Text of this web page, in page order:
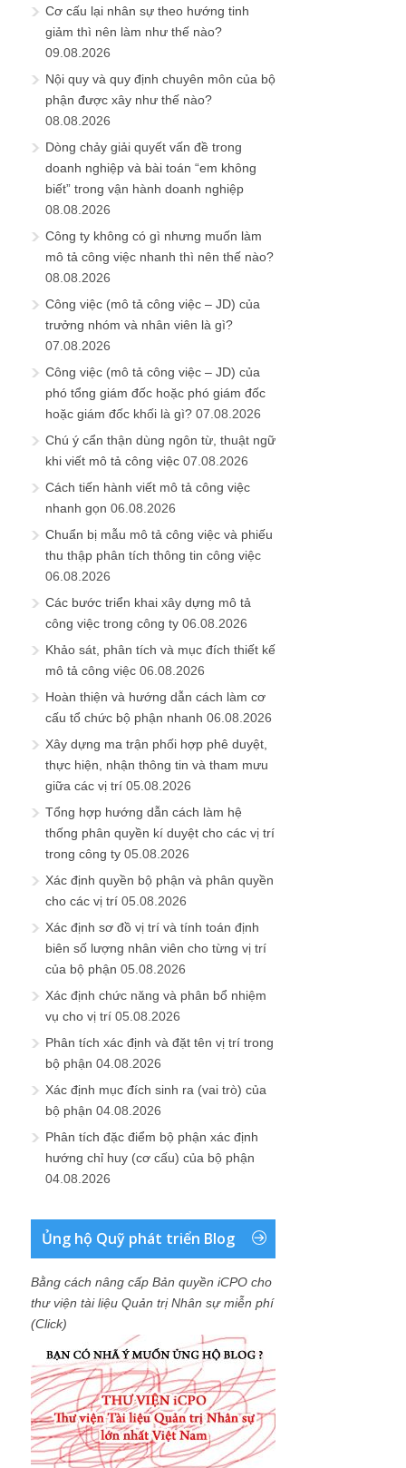
Cơ cấu lại nhân sự theo hướng tinh
giảm thì nên làm như thế nào?
09.08.2026
Nội quy và quy định chuyên môn của bộ
phận được xây như thế nào?
08.08.2026
Dòng chảy giải quyết vấn đề trong
doanh nghiệp và bài toán “em không
biết” trong vận hành doanh nghiệp
08.08.2026
Công ty không có gì nhưng muốn làm
mô tả công việc nhanh thì nên thế nào?
08.08.2026
Công việc (mô tả công việc – JD) của
trưởng nhóm và nhân viên là gì?
07.08.2026
Công việc (mô tả công việc – JD) của
phó tổng giám đốc hoặc phó giám đốc
hoặc giám đốc khối là gì? 07.08.2026
Chú ý cẩn thận dùng ngôn từ, thuật ngữ
khi viết mô tả công việc 07.08.2026
Cách tiến hành viết mô tả công việc
nhanh gọn 06.08.2026
Chuẩn bị mẫu mô tả công việc và phiếu
thu thập phân tích thông tin công việc
06.08.2026
Các bước triển khai xây dựng mô tả
công việc trong công ty 06.08.2026
Khảo sát, phân tích và mục đích thiết kế
mô tả công việc 06.08.2026
Hoàn thiện và hướng dẫn cách làm cơ
cấu tổ chức bộ phận nhanh 06.08.2026
Xây dựng ma trận phối hợp phê duyệt,
thực hiện, nhận thông tin và tham mưu
giữa các vị trí 05.08.2026
Tổng hợp hướng dẫn cách làm hệ
thống phân quyền kí duyệt cho các vị trí
trong công ty 05.08.2026
Xác định quyền bộ phận và phân quyền
cho các vị trí 05.08.2026
Xác định sơ đồ vị trí và tính toán định
biên số lượng nhân viên cho từng vị trí
của bộ phận 05.08.2026
Xác định chức năng và phân bổ nhiệm
vụ cho vị trí 05.08.2026
Phân tích xác định và đặt tên vị trí trong
bộ phận 04.08.2026
Xác định mục đích sinh ra (vai trò) của
bộ phận 04.08.2026
Phân tích đặc điểm bộ phận xác định
hướng chỉ huy (cơ cấu) của bộ phận
04.08.2026
Ủng hộ Quỹ phát triển Blog
Bằng cách nâng cấp Bản quyền iCPO cho
thư viện tài liệu Quản trị Nhân sự miễn phí
(Click)